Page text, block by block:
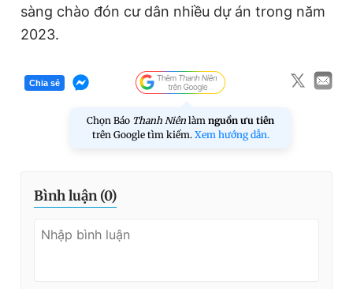
sàng chào đón cư dân nhiều dự án trong năm
2023.
Chia sẻ
Chọn Báo Thanh Niên làm nguồn ưu tiên
trên Google tìm kiếm. Xem hướng dẫn.
Bình luận (0)